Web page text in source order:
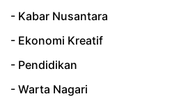
- Kabar Nusantara
- Ekonomi Kreatif
- Pendidikan
- Warta Nagari